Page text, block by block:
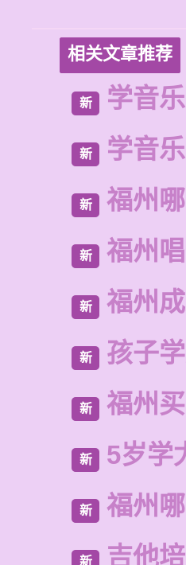
相关文章推荐
新 学音
新 学音
新 福州
新 福州
新 福州
新 孩子
新 福州
新 5岁学
新 福州
新 吉他